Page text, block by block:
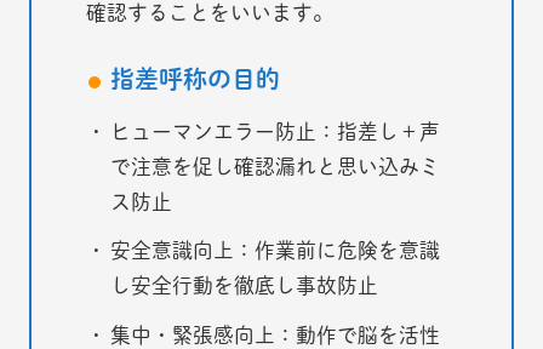
確認することをいいます。
指差呼称の目的
ヒューマンエラー防止：指差し＋声
で注意を促し確認漏れと思い込みミ
ス防止
安全意識向上：作業前に危険を意識
し安全行動を徹底し事故防止
集中・緊張感向上：動作で脳を活性